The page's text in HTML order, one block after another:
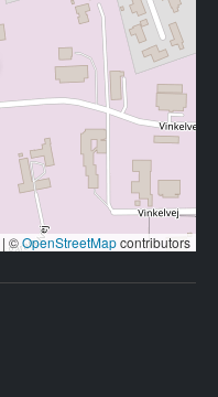
| ©OpenStreetMapcontributors